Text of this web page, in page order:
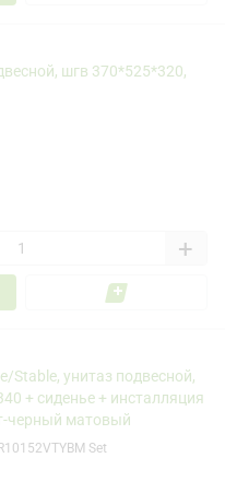
шгв 370*525*320,
+
Stable, унитаз подвесной,
+ сиденье + инсталляция
черный матовый
Set